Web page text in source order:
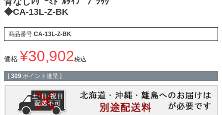
◆CA-13L-Z-BK
商品番号 CA-13L-Z-BK
価格 ¥30,902税込
[ 309 ポイント進呈 ]